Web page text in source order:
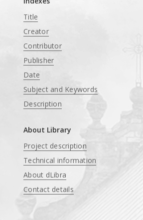
Title
Creator
Contributor
Publisher
Date
Subject and Keywords
Description
About Library
Project description
Technical information
About dLibra
Contact details